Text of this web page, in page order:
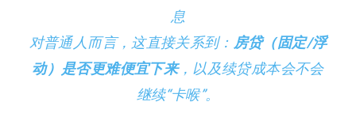
息
对普通人而言，这直接关系到： 房贷（固定/浮
动）是否更难便宜下来，以及续贷成本会不会
继续“卡喉”。